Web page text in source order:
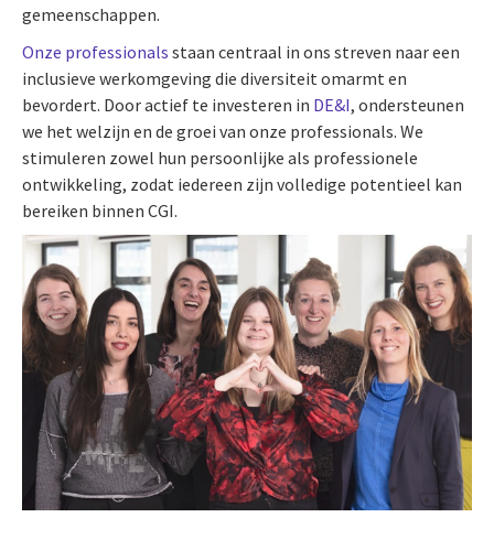
gemeenschappen.
Onze professionals staan centraal in ons streven naar een
inclusieve werkomgeving die diversiteit omarmt en
bevordert. Door actief te investeren in DE&I, ondersteunen
we het welzijn en de groei van onze professionals. We
stimuleren zowel hun persoonlijke als professionele
ontwikkeling, zodat iedereen zijn volledige potentieel kan
bereiken binnen CGI.